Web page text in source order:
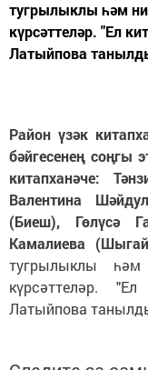
тугрылыклы һәм
күрсәттеләр. "Ел
Латыйпова
Район үзәк
бәйгесенең соңгы
китапханәче:
Валентина
(Биеш), Гөлүсә
Камалиева
тугрылыклы
күрсәттеләр.
Латыйпова